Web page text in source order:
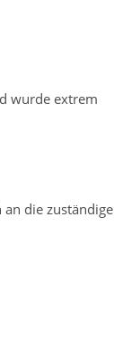
wurde extrem
die zuständige